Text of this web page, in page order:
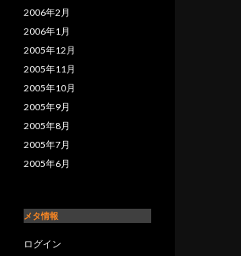
2006年2月
2006年1月
2005年12月
2005年11月
2005年10月
2005年9月
2005年8月
2005年7月
2005年6月
メタ情報
ログイン